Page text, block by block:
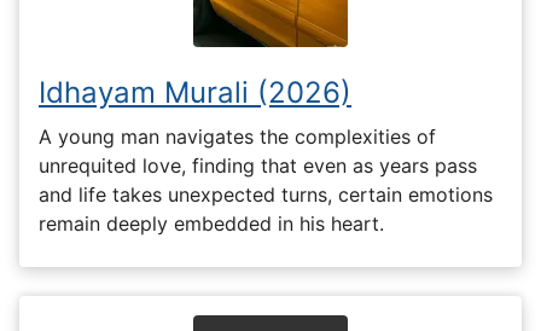
Idhayam Murali (2026)
A young man navigates the complexities of
unrequited love, finding that even as years pass
and life takes unexpected turns, certain emotions
remain deeply embedded in his heart.